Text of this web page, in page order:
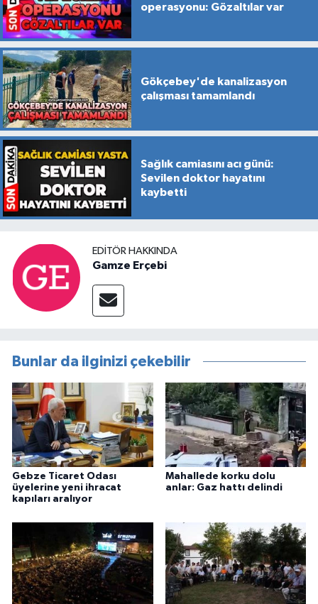
operasyonu: Gözaltılar var
Gökçebey'de kanalizasyon
çalışması tamamlandı
Sağlık camiasını acı günü:
Sevilen doktor hayatını
kaybetti
EDITÖR HAKKINDA
Gamze Erçebi
Bunlar da ilginizi çekebilir
Gebze Ticaret Odası
üyelerine yeni ihracat
kapıları aralıyor
Mahallede korku dolu
anlar: Gaz hattı delindi